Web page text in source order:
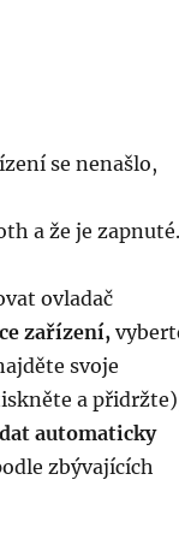
se nenašlo,
a že je zapnuté.
ovladač
zařízení,
svoje
a
automaticky
zbývajících